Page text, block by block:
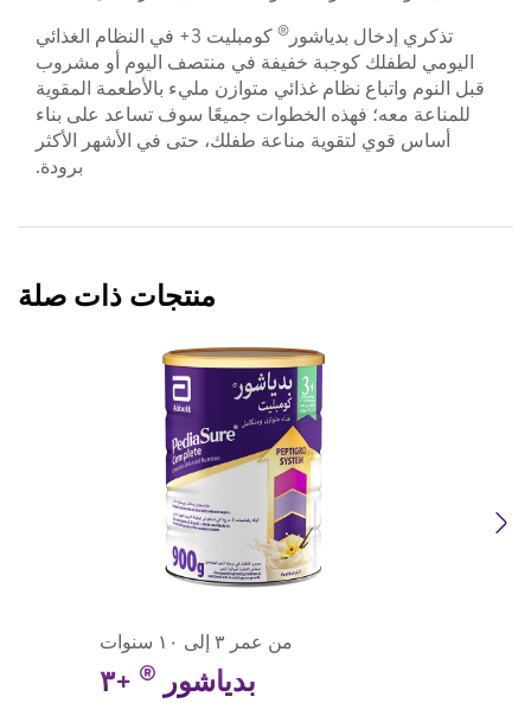
تذكري إدخال بدياشور ®
كومبليت 3+ في النظام الغذائي
اليومي لطفلك كوجبة خفيفة في منتصف اليوم أو مشروب
قبل النوم واتباع نظام غذائي متوازن مليء بالأطعمة المقوية
للمناعة معه؛ فهذه الخطوات جميعًا سوف تساعد على بناء
أساس قوي لتقوية مناعة طفلك، حتى في الأشهر الأكثر
برودة.
منتجات ذات صلة
Previous
من عمر ٣ إلى ١٠ سنوات
بدياشور ® +٣